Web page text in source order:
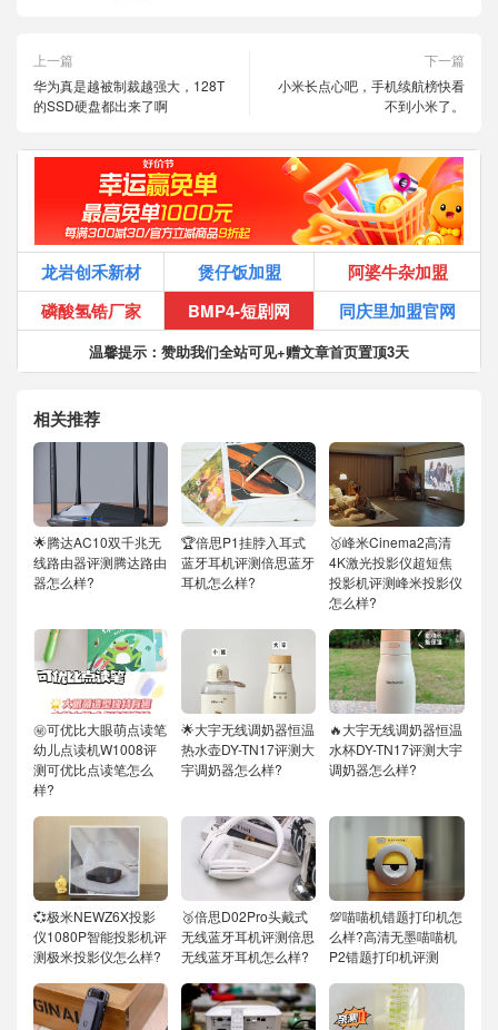
上一篇
华为真是越被制裁越强大，128T
的SSD硬盘都出来了啊
下一篇
小米长点心吧，手机续航榜快看
不到小米了。
龙岩创禾新材 煲仔饭加盟
阿婆牛杂加盟
磷酸氢锆厂家
BMP4-短剧网 同庆里加盟官网
温馨提示：赞助我们全站可见+赠文章首页置顶3天
相关推荐
🌟腾达AC10双千兆无
线路由器评测腾达路由
器怎么样?
🏆倍思P1挂脖入耳式
蓝牙耳机评测倍思蓝牙
耳机怎么样?
🥇峰米Cinema2高清
4K激光投影仪超短焦
投影机评测峰米投影仪
怎么样?
㊙️可优比大眼萌点读笔
幼儿点读机W1008评
测可优比点读笔怎么
样?
🌟大宇无线调奶器恒温
热水壶DY-TN17评测大
宇调奶器怎么样?
🔥大宇无线调奶器恒温
水杯DY-TN17评测大宇
调奶器怎么样?
💞极米NEWZ6X投影
仪1080P智能投影机评
测极米投影仪怎么样?
🥉倍思D02Pro头戴式
无线蓝牙耳机评测倍思
无线蓝牙耳机怎么样?
💯喵喵机错题打印机怎
么样?高清无墨喵喵机
P2错题打印机评测